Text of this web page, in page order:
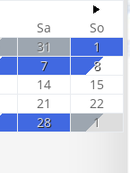
Sa
So
31
1
7
8
14
15
21
22
28 1